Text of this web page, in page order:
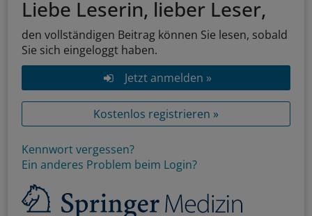
Liebe Leserin, lieber Leser,
den vollständigen Beitrag können Sie lesen, sobald
Sie sich eingeloggt haben.
Jetzt anmelden »
Kostenlos registrieren »
Kennwort vergessen?
Ein anderes Problem beim Login?